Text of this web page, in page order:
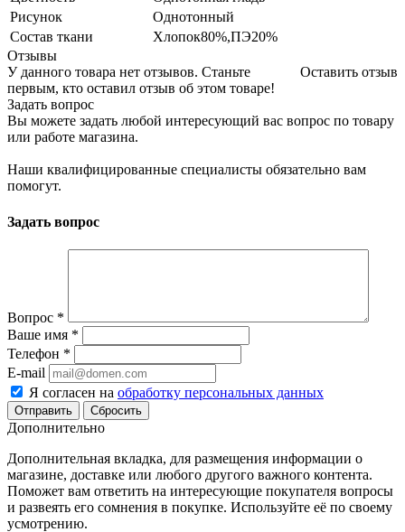
Рисунок
Однотонный
Состав ткани
Хлопок80%,ПЭ20%
Отзывы
Оставить отзыв
У данного товара нет отзывов. Станьте
первым, кто оставил отзыв об этом товаре!
Задать вопрос
Вы можете задать любой интересующий вас вопрос по товару
или работе магазина.
Наши квалифицированные специалисты обязательно вам
помогут.
Задать вопрос
Вопрос *
Ваше имя *
Телефон *
E-mail
Я согласен на обработку персональных данных
Сбросить
Дополнительно
Дополнительная вкладка, для размещения информации о
магазине, доставке или любого другого важного контента.
Поможет вам ответить на интересующие покупателя вопросы
и развеять его сомнения в покупке. Используйте её по своему
усмотрению.